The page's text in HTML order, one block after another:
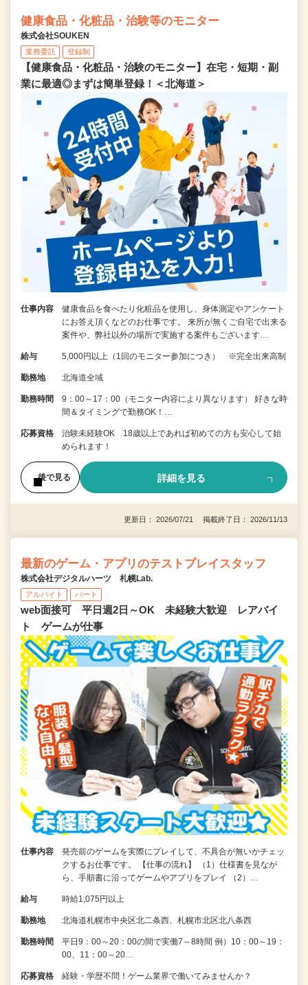
健康食品・化粧品・治験等のモニター
株式会社SOUKEN
業務委託 登録制
【健康食品・化粧品・治験のモニター】在宅・短期・副
業に最適◎まずは簡単登録！＜北海道＞
仕事内容
健康食品を食べたり化粧品を使用し、身体測定やアンケート
にお答え頂くなどのお仕事です。 来所が無くご自宅で出来る
案件や、弊社以外の場所で実施する案件もございます…
給与 5,000円以上（1回のモニター参加につき） ※完全出来高制
勤務地 北海道全域
勤務時間
9：00～17：00（モニター内容により異なります） 好きな時
間＆タイミングで勤務OK！…
応募資格
治験未経験OK 18歳以上であれば初めての方も安心して始
められます！
後で見る 詳細を見る
更新日： 2026/07/21 掲載終了日： 2026/11/13
最新のゲーム・アプリのテストプレイスタッフ
株式会社デジタルハーツ 札幌Lab.
アルバイト パート
web面接可 平日週2日～OK 未経験大歓迎 レアバイ
ト ゲームが仕事
仕事内容
発売前のゲームを実際にプレイして、不具合が無いかチェッ
クするお仕事です。 【仕事の流れ】 （1）仕様書を見なが
ら、手順書に沿ってゲームやアプリをプレイ （2）…
給与 時給1,075円以上
勤務地 北海道札幌市中央区北二条西、札幌市北区北八条西
勤務時間
平日9：00～20：00の間で実働7～8時間 例）10：00～19：
00、11：00～20…
応募資格 経験・学歴不問！ゲーム業界で働いてみませんか？